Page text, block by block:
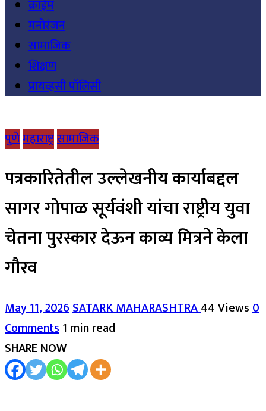
क्राईम
मनोरंजन
सामाजिक
शिक्षण
प्रायव्हसी पॉलिसी
पुणेमहाराष्ट्रसामाजिक
पत्रकारितेतील उल्लेखनीय कार्याबद्दल
सागर गोपाळ सूर्यवंशी यांचा राष्ट्रीय युवा
चेतना पुरस्कार देऊन काव्य मित्रने केला
गौरव
May 11, 2026SATARK MAHARASHTRA44 Views0
Comments1 min read
SHARE NOW